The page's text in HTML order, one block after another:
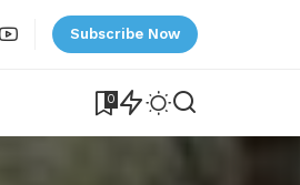
Subscribe Now
0